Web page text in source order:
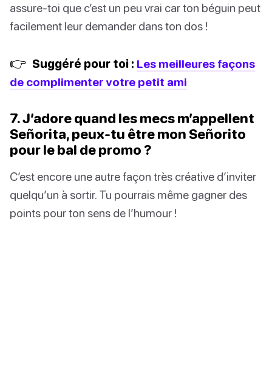
assure-toi que c’est un peu vrai car ton béguin peut
facilement leur demander dans ton dos !
👉 Suggéré pour toi : Les meilleures façons
de complimenter votre petit ami
7. J’adore quand les mecs m’appellent
Señorita, peux-tu être mon Señorito
pour le bal de promo ?
C’est encore une autre façon très créative d’inviter
quelqu’un à sortir. Tu pourrais même gagner des
points pour ton sens de l’humour !